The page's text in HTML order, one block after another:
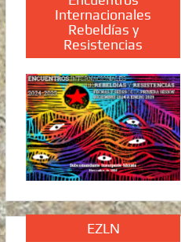
Internacionales
Rebeldías y
Resistencias
EZLN